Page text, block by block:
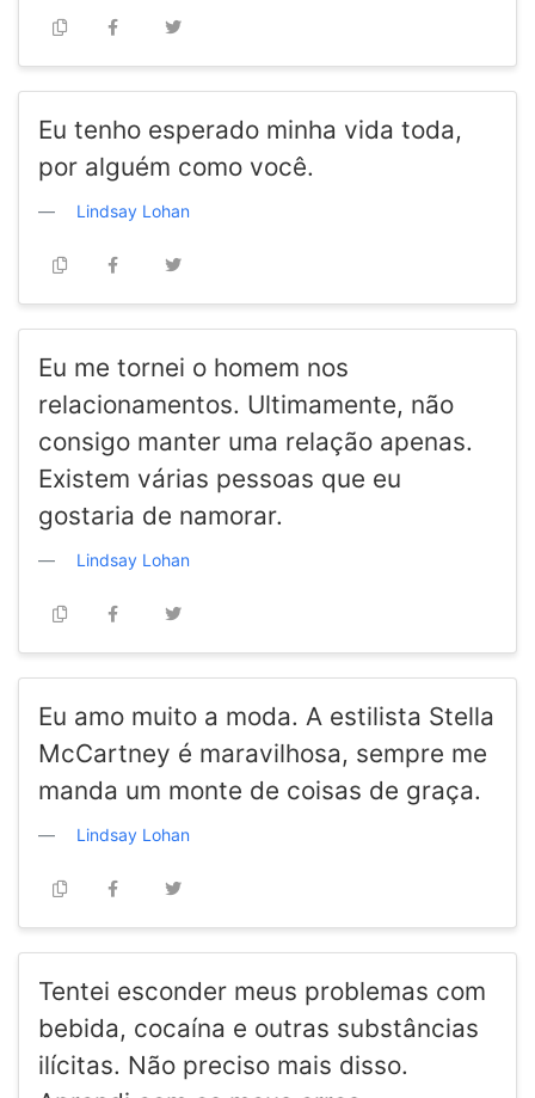
Eu tenho esperado minha vida toda,
por alguém como você.
Lindsay Lohan
Eu me tornei o homem nos
relacionamentos. Ultimamente, não
consigo manter uma relação apenas.
Existem várias pessoas que eu
gostaria de namorar.
Lindsay Lohan
Eu amo muito a moda. A estilista Stella
McCartney é maravilhosa, sempre me
manda um monte de coisas de graça.
Lindsay Lohan
Tentei esconder meus problemas com
bebida, cocaína e outras substâncias
ilícitas. Não preciso mais disso.